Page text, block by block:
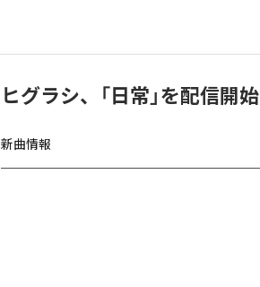
ヒグラシ、「日常」を配信開始
新曲情報